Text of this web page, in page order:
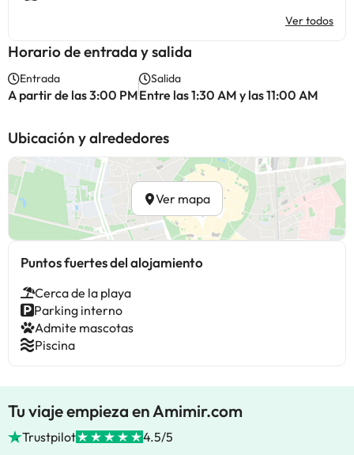
Ver todos
Horario de entrada y salida
Entrada
A partir de las 3:00 PM
Salida
Entre las 1:30 AM y las 11:00 AM
Ubicación y alrededores
Ver mapa
Puntos fuertes del alojamiento
Cerca de la playa
Parking interno
Admite mascotas
Piscina
Tu viaje empieza en Amimir.com
Trustpilot 4.5/5